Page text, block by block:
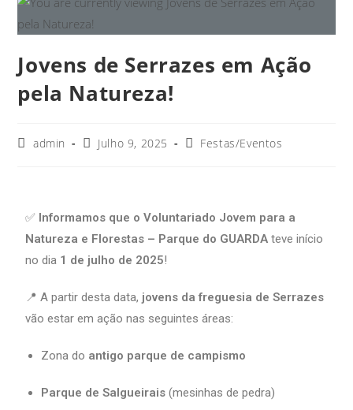
Jovens de Serrazes em Ação
pela Natureza!
admin Julho 9, 2025 Festas/Eventos
✅ Informamos que o Voluntariado Jovem para a
Natureza e Florestas – Parque do GUARDA teve início
no dia 1 de julho de 2025!
📍 A partir desta data, jovens da freguesia de Serrazes
vão estar em ação nas seguintes áreas:
Zona do antigo parque de campismo
Parque de Salgueirais (mesinhas de pedra)